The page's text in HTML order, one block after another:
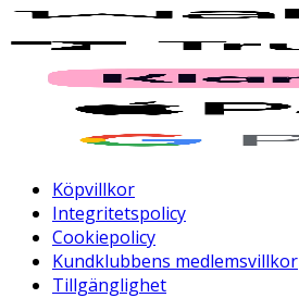
Köpvillkor
Integritetspolicy
Cookiepolicy
Kundklubbens medlemsvillkor
Tillgänglighet